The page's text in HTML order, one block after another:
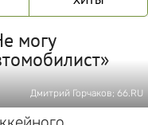
могу
Дмитрий Горчаков; 66.RU